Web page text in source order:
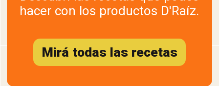
hacer con los productos D'Raíz.
Mirá todas las recetas